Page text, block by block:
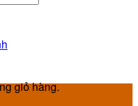
giỏ hàng.